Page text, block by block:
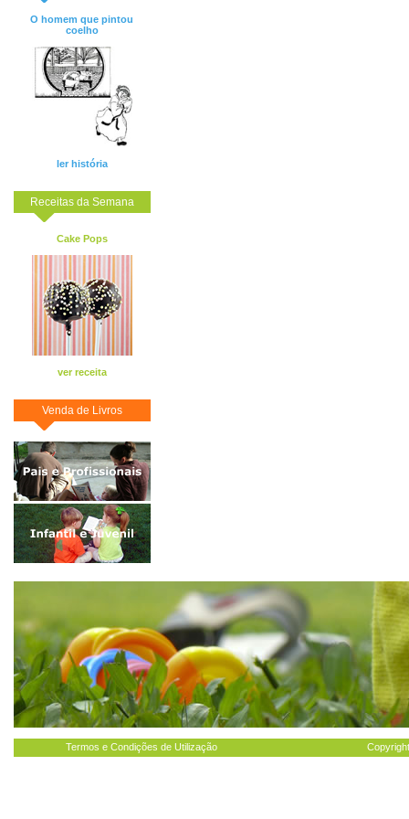
O homem que pintou
coelho
ler história
Receitas da Semana
Cake Pops
ver receita
Venda de Livros
Termos e Condições de Utilização